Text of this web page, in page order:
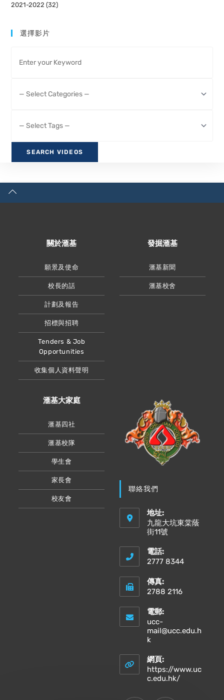
2021-2022 (32)
選擇影片
關於滙基
願景及使命
校長的話
計劃及報告
招標與招聘
Tenders & Job
Opportunities
收集個人資料聲明
發掘滙基
滙基新聞
滙基校舍
滙基大家庭
滙基四社
滙基校隊
學生會
家長會
校友會
聯絡我們
地址:
九龍大坑東棠蔭
街11號
電話:
2777 8344
傳真:
2788 2116
電郵:
ucc-
mail@ucc.edu.h
k
your
application
網頁:
https://www.uc
c.edu.hk/Opens